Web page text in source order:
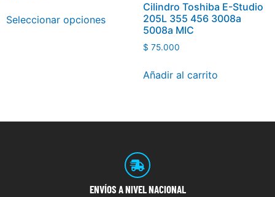
Seleccionar opciones
Cilindro Toshiba E-Studio
205L 355 456 3008a
5008a MIC
$ 75.000
Añadir al carrito
ENVÍOS A NIVEL NACIONAL